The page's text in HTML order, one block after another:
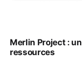
Merlin Project :
ressources